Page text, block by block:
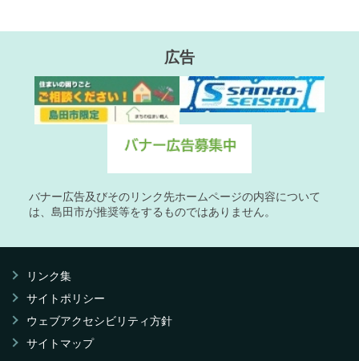
広告
バナー広告及びそのリンク先ホームページの内容について
は、島田市が推奨等をするものではありません。
リンク集
サイトポリシー
ウェブアクセシビリティ方針
サイトマップ